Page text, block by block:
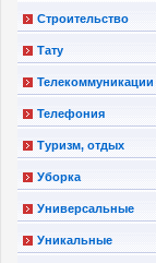
Строительство
Тату
Телекоммуникации
Телефония
Туризм, отдых
Уборка
Универсальные
Уникальные